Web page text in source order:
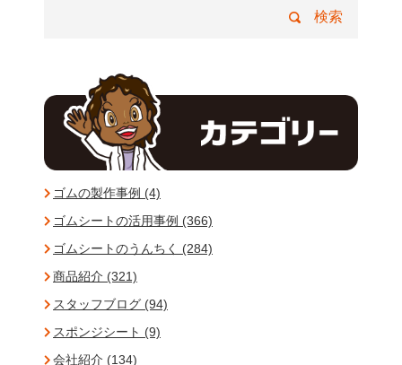
ゴムの製作事例 (4)
ゴムシートの活用事例 (366)
ゴムシートのうんちく (284)
商品紹介 (321)
スタッフブログ (94)
スポンジシート (9)
会社紹介 (134)